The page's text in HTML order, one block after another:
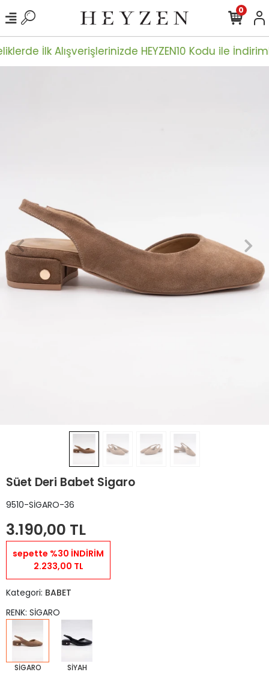
İlk Alışverişlerinizde HEYZEN10 Kodu ile
0
Süet Deri Babet Sigaro
9510-SİGARO-36
3.190,00 TL
sepette %30 İNDİRİM
2.233,00 TL
Kategori: BABET
RENK: SİGARO
SİGARO SİYAH